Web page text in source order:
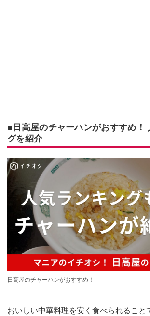
■日高屋のチャーハンがおすすめ！
グを紹介
日高屋のチャーハンがおすすめ！
おいしい中華料理を安く食べられること